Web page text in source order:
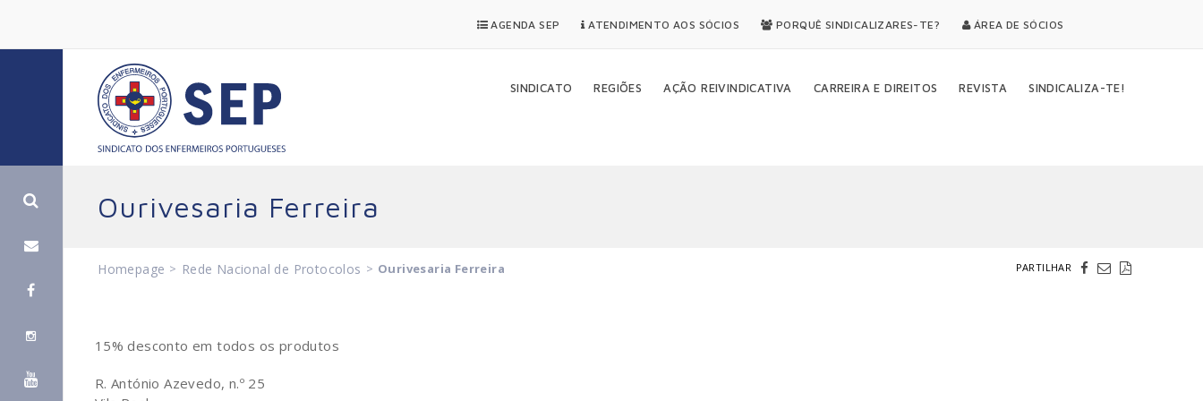
AGENDA SEP ATENDIMENTO AOS SÓCIOS PORQUÊ SINDICALIZARES-TE? ÁREA DE SÓCIOS
SINDICATO REGIÕES AÇÃO REIVINDICATIVA CARREIRA E DIREITOS REVISTA SINDICALIZA-TE!
Ourivesaria Ferreira
Homepage > Rede Nacional de Protocolos > Ourivesaria Ferreira PARTILHAR
15% desconto em todos os produtos
R. António Azevedo, n.º 25